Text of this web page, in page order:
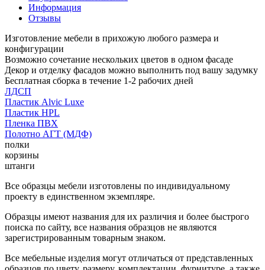
Информация
Отзывы
Изготовление мебели в прихожую любого размера и
конфигурации
Возможно сочетание нескольких цветов в одном фасаде
Декор и отделку фасадов можно выполнить под вашу задумку
Бесплатная сборка в течение 1-2 рабочих дней
ЛДСП
Пластик Alvic Luxe
Пластик HPL
Пленка ПВХ
Полотно АГТ (МДФ)
полки
корзины
штанги
Все образцы мебели изготовлены по индивидуальному
проекту в единственном экземпляре.
Образцы имеют названия для их различия и более быстрого
поиска по сайту, все названия образцов не являются
зарегистрированным товарным знаком.
Все мебельные изделия могут отличаться от представленных